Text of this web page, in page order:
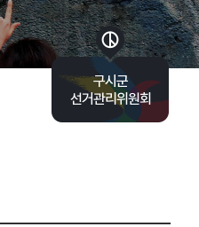
구시군
선거관리위원회
바로가기 목록 열기